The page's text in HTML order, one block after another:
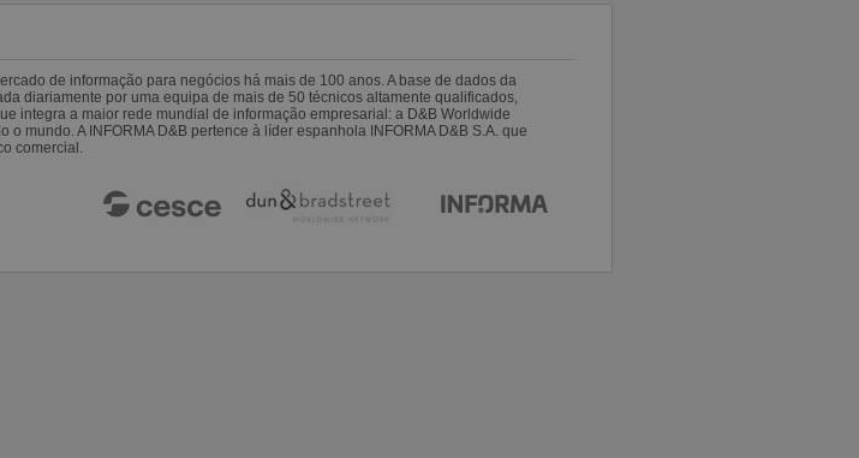
de informação para negócios há mais de 100 anos. A base de dados da
diariamente por uma equipa de mais de 50 técnicos altamente qualificados,
integra a maior rede mundial de informação empresarial: a D&B Worldwide
mundo. A INFORMA D&B pertence à líder espanhola INFORMA D&B S.A. que
comercial.